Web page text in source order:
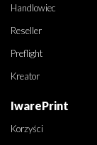
Handlowiec
Reseller
Preflight
Kreator
IwarePrint
Korzyści